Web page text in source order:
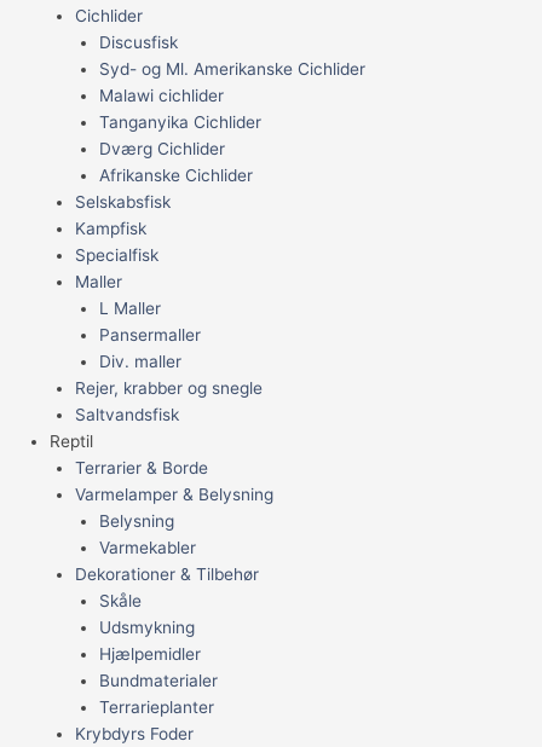
Cichlider
Discusfisk
Syd- og Ml. Amerikanske Cichlider
Malawi cichlider
Tanganyika Cichlider
Dværg Cichlider
Afrikanske Cichlider
Selskabsfisk
Kampfisk
Specialfisk
Maller
L Maller
Pansermaller
Div. maller
Rejer, krabber og snegle
Saltvandsfisk
Reptil
Terrarier & Borde
Varmelamper & Belysning
Belysning
Varmekabler
Dekorationer & Tilbehør
Skåle
Udsmykning
Hjælpemidler
Bundmaterialer
Terrarieplanter
Krybdyrs Foder